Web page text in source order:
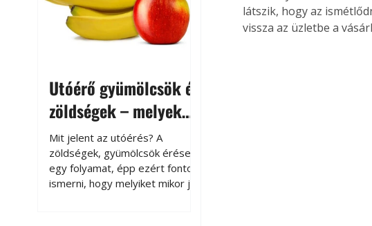
Utóérő gyümölcsök és
zöldségek – melyek
érnek tovább leszedés
után?
Mit jelent az utóérés? A
zöldségek, gyümölcsök érése
egy folyamat, épp ezért fontos
ismerni, hogy melyiket mikor jó
látszik, hogy az
vissza az üzletbe a